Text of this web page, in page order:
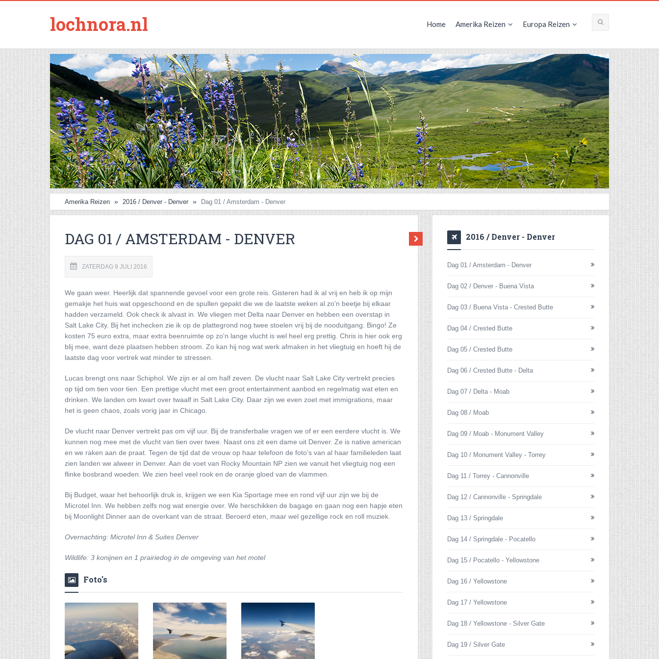
lochnora.nl Home Amerika Reizen Europa Reizen
Amerika Reizen 2016 / Denver - Denver Dag 01 / Amsterdam - Denver
DAG 01 / AMSTERDAM - DENVER
ZATERDAG 9 JULI 2016
We gaan weer. Heerlijk dat spannende gevoel voor een grote reis. Gisteren had ik al vrij en heb ik op mijn
gemakje het huis wat opgeschoond en de spullen gepakt die we de laatste weken al zo'n beetje bij elkaar
hadden verzameld. Ook check ik alvast in. We vliegen met Delta naar Denver en hebben een overstap in
Salt Lake City. Bij het inchecken zie ik op de plattegrond nog twee stoelen vrij bij de nooduitgang. Bingo! Ze
kosten 75 euro extra, maar extra beenruimte op zo'n lange vlucht is wel heel erg prettig. Chris is hier ook erg
blij mee, want deze plaatsen hebben stroom. Zo kan hij nog wat werk afmaken in het vliegtuig en hoeft hij de
laatste dag voor vertrek wat minder te stressen.
Lucas brengt ons naar Schiphol. We zijn er al om half zeven. De vlucht naar Salt Lake City vertrekt precies
op tijd om tien voor tien. Een prettige vlucht met een groot entertainment aanbod en regelmatig wat eten en
drinken. We landen om kwart over twaalf in Salt Lake City. Daar zijn we even zoet met immigrations, maar
het is geen chaos, zoals vorig jaar in Chicago.
De vlucht naar Denver vertrekt pas om vijf uur. Bij de transferbalie vragen we of er een eerdere vlucht is. We
kunnen nog mee met de vlucht van tien over twee. Naast ons zit een dame uit Denver. Ze is native american
en we raken aan de praat. Tegen de tijd dat de vrouw op haar telefoon de foto's van al haar familieleden laat
zien landen we alweer in Denver. Aan de voet van Rocky Mountain NP zien we vanuit het vliegtuig nog een
flinke bosbrand woeden. We zien heel veel rook en de oranje gloed van de vlammen.
Bij Budget, waar het behoorlijk druk is, krijgen we een Kia Sportage mee en rond vijf uur zijn we bij de
Microtel Inn. We hebben zelfs nog wat energie over. We herschikken de bagage en gaan nog een hapje eten
bij Moonlight Dinner aan de overkant van de straat. Beroerd eten, maar wel gezellige rock en roll muziek.
Overnachting: Microtel Inn & Suites Denver
Wildlife: 3 konijnen en 1 prairiedog in de omgeving van het motel
Foto's
2016 / Denver - Denver
Dag 01 / Amsterdam - Denver
Dag 02 / Denver - Buena Vista
Dag 03 / Buena Vista - Crested Butte
Dag 04 / Crested Butte
Dag 05 / Crested Butte
Dag 06 / Crested Butte - Delta
Dag 07 / Delta - Moab
Dag 08 / Moab
Dag 09 / Moab - Monument Valley
Dag 10 / Monument Valley - Torrey
Dag 11 / Torrey - Cannonville
Dag 12 / Cannonville - Springdale
Dag 13 / Springdale
Dag 14 / Springdale - Pocatello
Dag 15 / Pocatello - Yellowstone
Dag 16 / Yellowstone
Dag 17 / Yellowstone
Dag 18 / Yellowstone - Silver Gate
Dag 19 / Silver Gate